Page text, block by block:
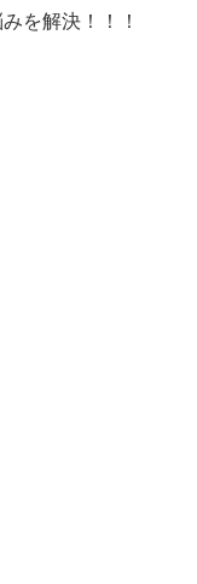
を解決！！！